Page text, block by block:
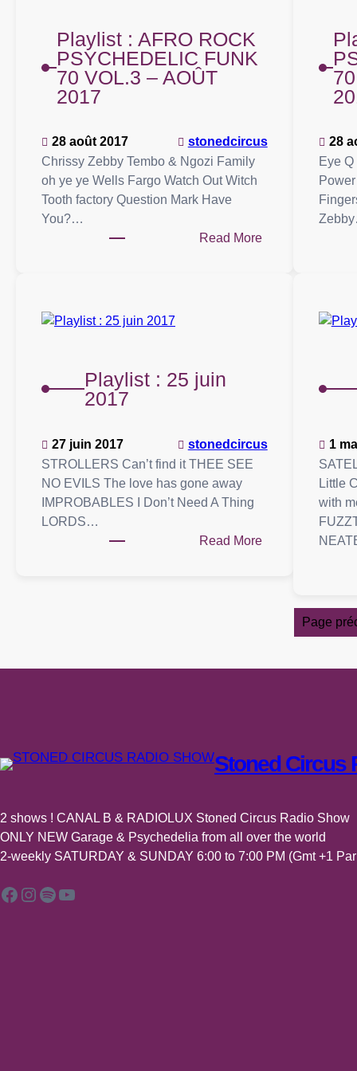
Playlist : AFRO ROCK
PSYCHEDELIC FUNK
70 VOL.3 – AOÛT
2017
28 août 2017
stonedcircus
Chrissy Zebby Tembo & Ngozi Family
oh ye ye Wells Fargo Watch Out Witch
Tooth factory Question Mark Have
You?…
Read More:
2017
28
Eye Q
Playlist : 25 juin
2017
27 juin 2017
stonedcircus
STROLLERS Can’t find it THEE SEE
NO EVILS The love has gone away
IMPROBABLES I Don’t Need A Thing
LORDS…
Read More:
1
Little
with
Page
Stoned Circus
2 shows ! CANAL B & RADIOLUX Stoned Circus Radio Show
ONLY NEW Garage & Psychedelia from all over the world
2-weekly SATURDAY & SUNDAY 6:00 to 7:00 PM (Gmt +1
Facebook Instagram Spotify YouTube